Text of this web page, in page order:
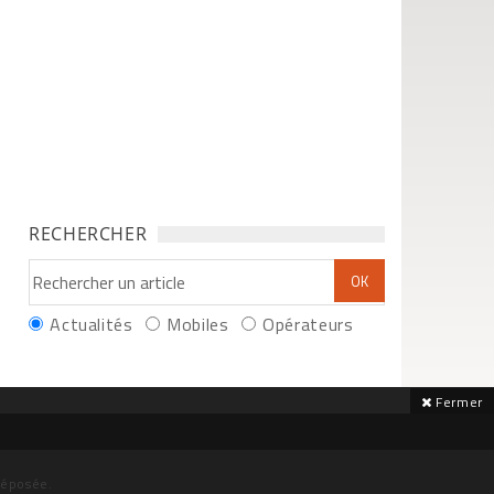
RECHERCHER
Actualités Mobiles Opérateurs
Fermer